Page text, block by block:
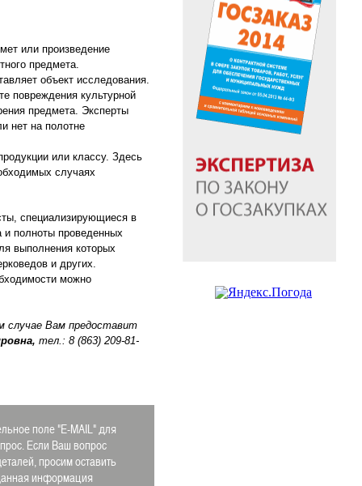
или произведение
предмета.
объект исследования.
повреждения культурной
предмета. Эксперты
нет на полотне
или классу. Здесь
случаях
специализирующиеся в
и полноты проведенных
выполнения которых
и других.
можно
случае Вам предоставит
тел.: 8 (863) 209-81-
поле "E-MAIL" для
Если Ваш вопрос
просим оставить
информация